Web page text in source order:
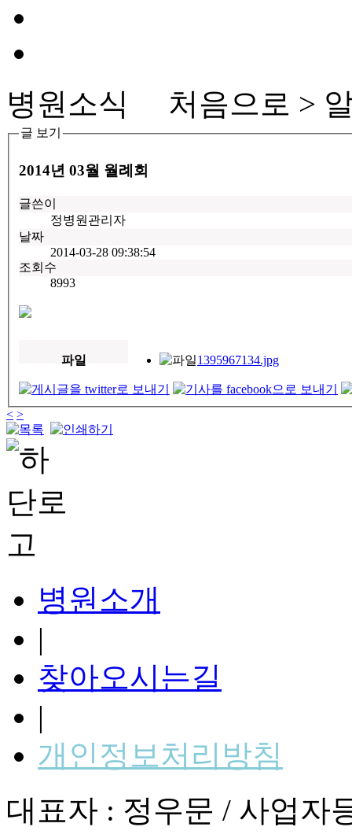
병원소식 처음으로 >
글 보기
2014년 03월 월례회
글쓴이
정병원관리자
날짜
2014-03-28 09:38:54
조회수
8993
파일 1395967134.jpg
< >
병원소개
|
찾아오시는길
|
개인정보처리방침
대표자 : 정우문 / 사업자